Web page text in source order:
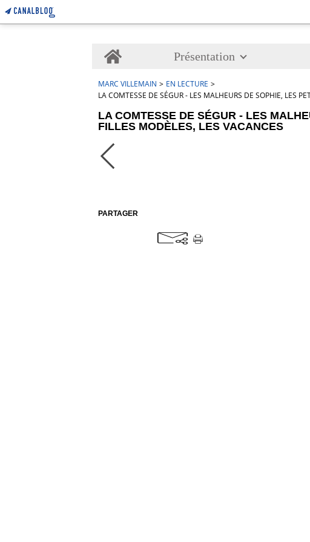
Home Présentation
MARC VILLEMAIN > EN LECTURE >
LA COMTESSE DE SÉGUR - LES MALHEURS DE SOPHIE, LES
LA COMTESSE DE SÉGUR - LES
FILLES MODÈLES, LES VACANCES
PARTAGER